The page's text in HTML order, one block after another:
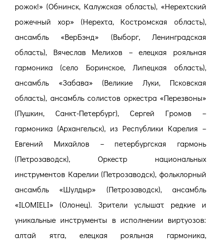
рожок!» (Обнинск, Калужская область), «Нерехтский
рожечный хор» (Нерехта, Костромская область),
ансамбль «ВерБэнд» (Выборг, Ленинградская
область), Вячеслав Мелихов – елецкая рояльная
гармоника (село Боринское, Липецкая область),
ансамбль «Забава» (Великие Луки, Псковская
область), ансамбль солистов оркестра «Перезвоны»
(Пушкин, Санкт-Петербург), Сергей Громов –
гармоника (Архангельск), из Республики Карелия –
Евгений Михайлов – петербургская гармонь
(Петрозаводск), Оркестр национальных
инструментов Карелии (Петрозаводск), фольклорный
ансамбль «Шулдыр» (Петрозаводск), ансамбль
«ILOMIELI» (Олонец). Зрители услышат редкие и
уникальные инструменты в исполнении виртуозов:
алтай ятга, елецкая рояльная гармоника,